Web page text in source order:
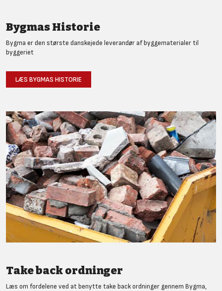
Bygmas Historie
Bygma er den største danskejede leverandør af byggematerialer til
byggeriet
LÆS BYGMAS HISTORIE
Take back ordninger
Læs om fordelene ved at benytte take back ordninger gennem Bygma,